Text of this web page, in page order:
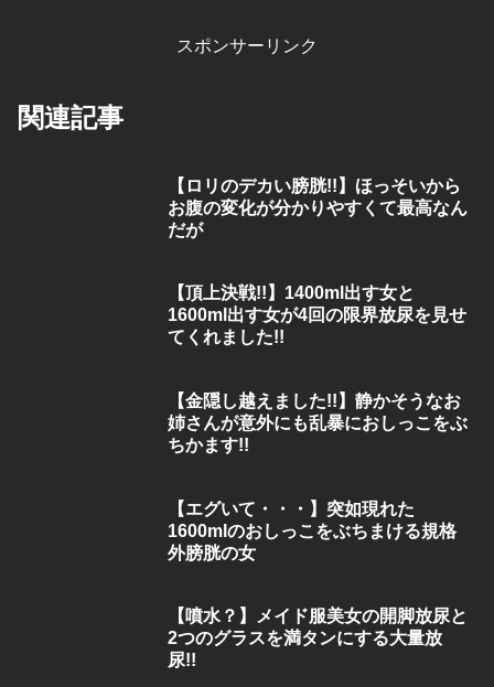
スポンサーリンク
関連記事
【ロリのデカい膀胱!!】ほっそいから
お腹の変化が分かりやすくて最高なん
だが
【頂上決戦!!】1400ml出す女と
1600ml出す女が4回の限界放尿を見せ
てくれました!!
【金隠し越えました!!】静かそうなお
姉さんが意外にも乱暴におしっこをぶ
ちかます!!
【エグいて・・・】突如現れた
1600mlのおしっこをぶちまける規格
外膀胱の女
【噴水？】メイド服美女の開脚放尿と
2つのグラスを満タンにする大量放
尿!!